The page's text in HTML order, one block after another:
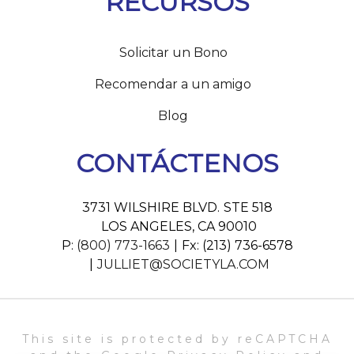
Solicitar un Bono
Recomendar a un amigo
Blog
CONTÁCTENOS
3731 WILSHIRE BLVD. STE 518
LOS ANGELES, CA 90010
P: (800) 773-1663
Fx: (213) 736-6578
JULLIET@SOCIETYLA.COM
This site is protected by reCAPTCHA